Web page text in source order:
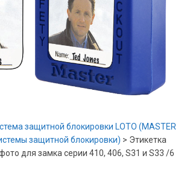
защитной блокировки LOTO (MASTER
защитной блокировки) > Этикетка
для замка серии 410, 406, S31 и S33 /6